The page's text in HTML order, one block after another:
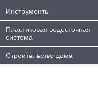
Инструменты
Пластиковая водосточная
система
Строительство дома